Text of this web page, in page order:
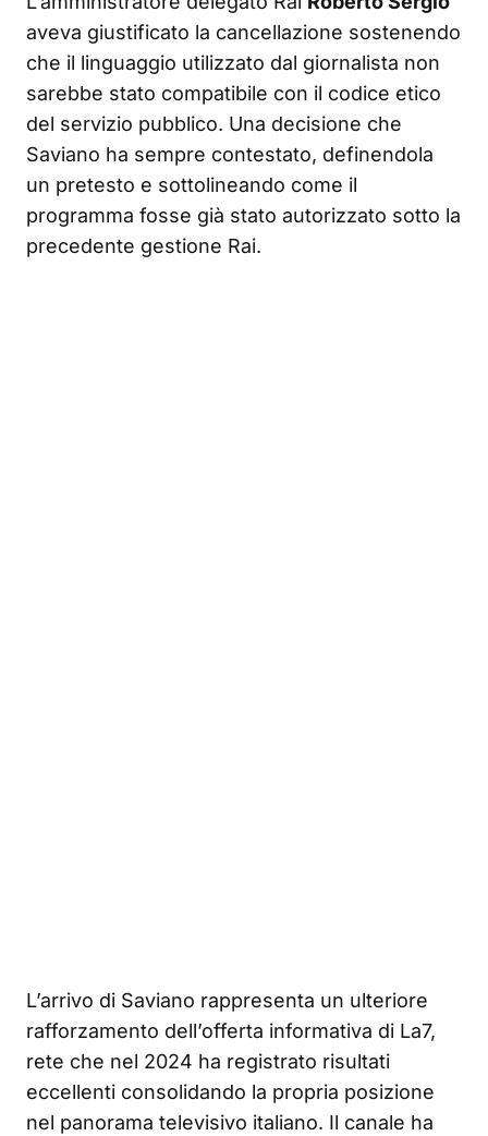
aveva giustificato la cancellazione sostenendo
che il linguaggio utilizzato dal giornalista non
sarebbe stato compatibile con il codice etico
del servizio pubblico. Una decisione che
Saviano ha sempre contestato, definendola
un pretesto e sottolineando come il
programma fosse già stato autorizzato sotto la
precedente gestione Rai.
L’arrivo di Saviano rappresenta un ulteriore
rafforzamento dell’offerta informativa di La7,
rete che nel 2024 ha registrato risultati
eccellenti consolidando la propria posizione
nel panorama televisivo italiano. Il canale ha